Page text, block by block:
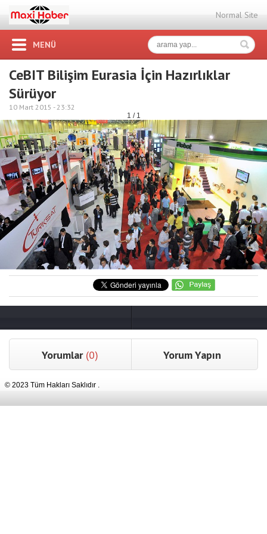
Normal Site
MENÜ
CeBIT Bilişim Eurasia İçin Hazırlıklar
Sürüyor
10 Mart 2015 -23:32
1 / 1
Yorumlar (0) Yorum Yapın
© 2023 Tüm Hakları Saklıdır .